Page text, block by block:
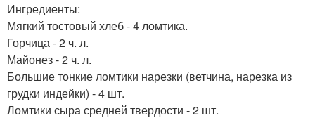
Ингредиенты:
Мягкий тостовый хлеб - 4 ломтика.
Горчица - 2 ч. л.
Майонез - 2 ч. л.
Большие тонкие ломтики нарезки (ветчина, нарезка из
грудки индейки) - 4 шт.
Ломтики сыра средней твердости - 2 шт.